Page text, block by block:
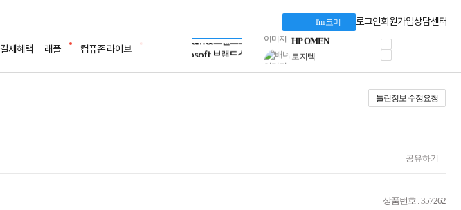
I'm 코미 로그인회원가입상담센터
결제혜택 래플 컴퓨존 라이브
LG gram & 브랜드스토어
Microsoft 브랜드스토어
AMD 브랜드스토어
Dell 구매 찬스
프로 에센셜
타협 없는 게이밍
HP OMEN
로지텍
틀린정보 수정요청
공유하기
상품번호 : 357262